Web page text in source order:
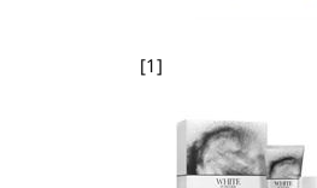
[1]